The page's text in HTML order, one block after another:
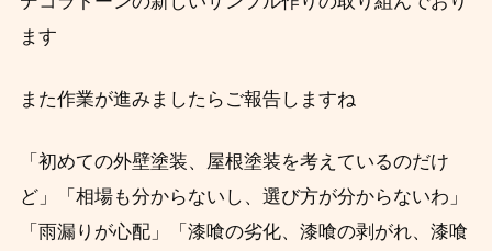
ます
また作業が進みましたらご報告しますね
「初めての外壁塗装、屋根塗装を考えているのだけ
ど」「相場も分からないし、 選び方が分からないわ」
「雨漏りが心配」「漆喰の劣化、漆喰の剥がれ、漆喰